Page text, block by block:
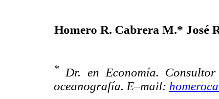
Homero R. Cabrera M.* José
* Dr. en Economía.
oceanografía. E–mail: